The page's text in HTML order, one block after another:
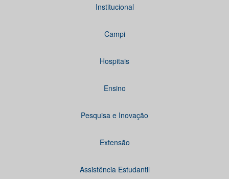
Institucional
Campi
Hospitais
Ensino
Pesquisa e Inovação
Extensão
Assistência Estudantil